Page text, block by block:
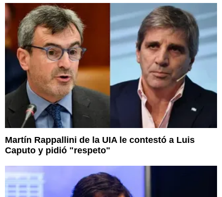
Martín Rappallini de la UIA le contestó a Luis
Caputo y pidió "respeto"